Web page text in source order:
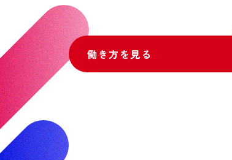
働き方を見る